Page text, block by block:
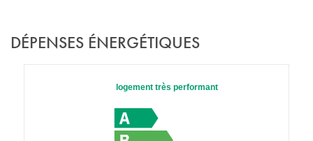
DÉPENSES ÉNERGÉTIQUES
logement très performant